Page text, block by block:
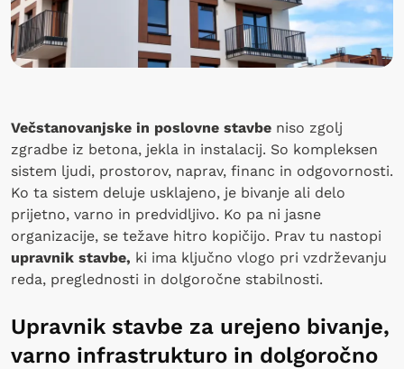
Večstanovanjske in poslovne stavbe niso zgolj
zgradbe iz betona, jekla in instalacij. So kompleksen
sistem ljudi, prostorov, naprav, financ in odgovornosti.
Ko ta sistem deluje usklajeno, je bivanje ali delo
prijetno, varno in predvidljivo. Ko pa ni jasne
organizacije, se težave hitro kopičijo. Prav tu nastopi
upravnik stavbe, ki ima ključno vlogo pri vzdrževanju
reda, preglednosti in dolgoročne stabilnosti.
Upravnik stavbe za urejeno bivanje,
varno infrastrukturo in dolgoročno